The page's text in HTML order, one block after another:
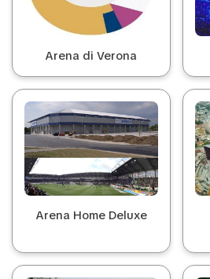
Arena di Verona
Arena Home Deluxe